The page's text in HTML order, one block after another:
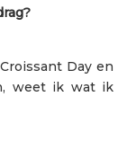
Day en
weet ik wat ik